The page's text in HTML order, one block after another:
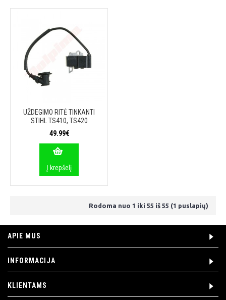
UŽDEGIMO RITĖ TINKANTI
STIHL TS410, TS420
49.99€
Į krepšelį
Rodoma nuo 1 iki 55 iš 55 (1 puslapių)
APIE MUS
INFORMACIJA
KLIENTAMS